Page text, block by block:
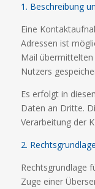
1. Beschreibung
Eine
Adressen ist
Mail
Nutzers
Es erfolgt in
Daten an Dritte.
Verarbeitung der
2.
Rechtsgrundlage
Zuge einer